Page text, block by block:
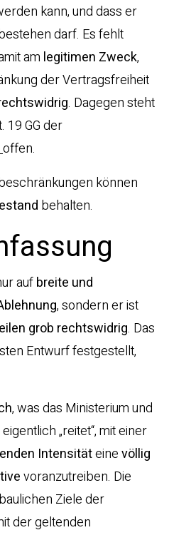
kann, und dass er
darf. Es fehlt
am legitimen Zweck,
der Vertragsfreiheit
. Dagegen steht
19 GG der
offen.
können
behalten.
aufbreite und
, sondern er ist
grob rechtswidrig. Das
Entwurf festgestellt,
, was das Ministerium und
„reitet“, mit einer
Intensitäteinevöllig
voranzutreiben. Die
Ziele der
der geltenden